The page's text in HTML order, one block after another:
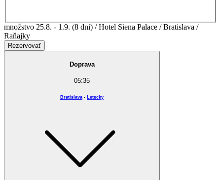
množstvo 25.8. - 1.9. (8 dni) / Hotel Siena Palace / Bratislava /
Raňajky
Rezervovať
Doprava
05:35
Bratislava - Letecky